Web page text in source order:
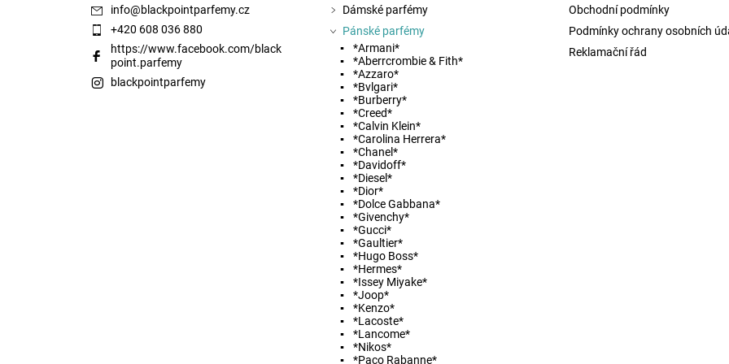
podmínkami ochrany osobních údajů
info@blackpointparfemy.cz
+420 608 036 880
https://www.facebook.com/black
point.parfemy
blackpointparfemy
Dámské parfémy
Pánské parfémy
*Armani*
*Aberrcrombie & Fith*
*Azzaro*
*Bvlgari*
*Burberry*
*Creed*
*Calvin Klein*
*Carolina Herrera*
*Chanel*
*Davidoff*
*Diesel*
*Dior*
*Dolce Gabbana*
*Givenchy*
*Gucci*
*Gaultier*
*Hugo Boss*
*Hermes*
*Issey Miyake*
*Joop*
*Kenzo*
*Lacoste*
*Lancome*
*Nikos*
*Paco Rabanne*
Obchodní podmínky
Podmínky ochrany osobních
Reklamační řád